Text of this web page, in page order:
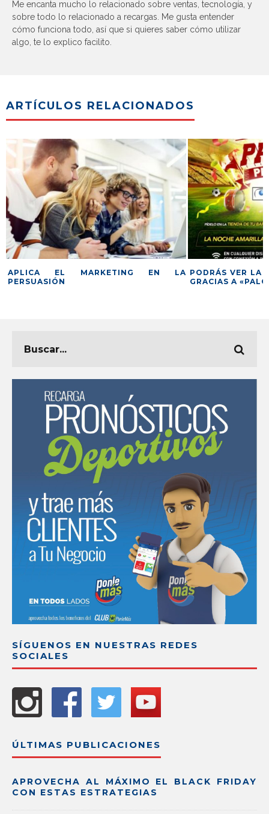
Me encanta mucho lo relacionado sobre ventas, tecnología, y
sobre todo lo relacionado a recargas. Me gusta entender
cómo funciona todo, así que si quieres saber cómo utilizar
algo, te lo explico facilito.
ARTÍCULOS RELACIONADOS
APLICA EL MARKETING EN LA
PERSUASIÓN
PODRÁS VER LA
GRACIAS A
SÍGUENOS EN NUESTRAS REDES
SOCIALES
ÚLTIMAS PUBLICACIONES
APROVECHA AL MÁXIMO EL BLACK FRIDAY
CON ESTAS ESTRATEGIAS